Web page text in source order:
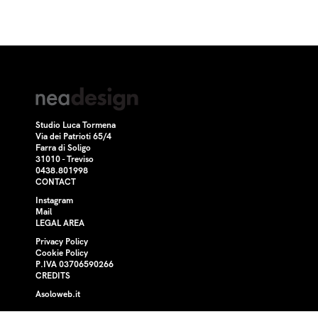
Studio Luca Tormena
Via dei Patrioti 65/4
Farra di Soligo
31010 - Treviso
0438.801998
CONTACT
Instagram
Mail
LEGAL AREA
Privacy Policy
Cookie Policy
P.IVA 03706590266
CREDITS
Asoloweb.it